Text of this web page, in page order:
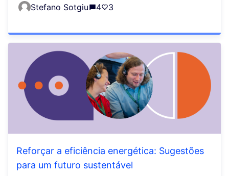
Stefano Sotgiu 4 3
Reforçar a eficiência energética: Sugestões
para um futuro sustentável